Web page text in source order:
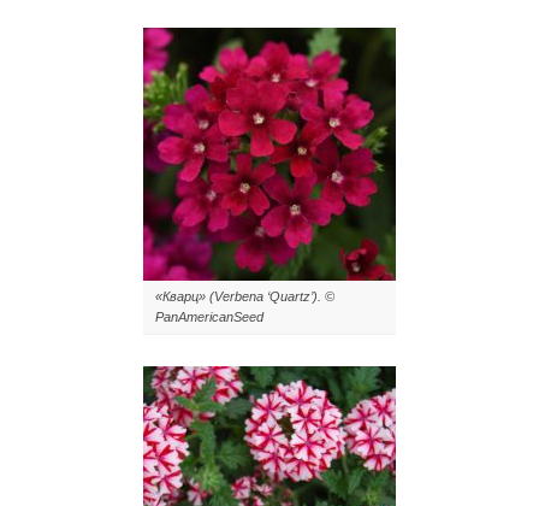
«Кварц» (Verbena ‘Quartz’). ©
PanAmericanSeed